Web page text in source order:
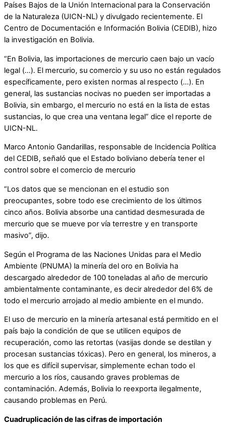
Países Bajos de la Unión Internacional para la Conservación
de la Naturaleza (UICN-NL) y divulgado recientemente. El
Centro de Documentación e Información Bolivia (CEDIB), hizo
la investigación en Bolivia.
“En Bolivia, las importaciones de mercurio caen bajo un vacío
legal (…). El mercurio, su comercio y su uso no están regulados
específicamente, pero existen normas al respecto (…). En
general, las sustancias nocivas no pueden ser importadas a
Bolivia, sin embargo, el mercurio no está en la lista de estas
sustancias, lo que crea una ventana legal” dice el reporte de
UICN-NL.
Marco Antonio Gandarillas, responsable de Incidencia Política
del CEDIB, señaló que el Estado boliviano debería tener el
control sobre el comercio de mercurio
“Los datos que se mencionan en el estudio son
preocupantes, sobre todo ese crecimiento de los últimos
cinco años. Bolivia absorbe una cantidad desmesurada de
mercurio que se mueve por vía terrestre y en transporte
masivo”, dijo.
Según el Programa de las Naciones Unidas para el Medio
Ambiente (PNUMA) la minería del oro en Bolivia ha
descargado alrededor de 100 toneladas al año de mercurio
ambientalmente contaminante, es decir alrededor del 6% de
todo el mercurio arrojado al medio ambiente en el mundo.
El uso de mercurio en la minería artesanal está permitido en el
país bajo la condición de que se utilicen equipos de
recuperación, como las retortas (vasijas donde se destilan y
procesan sustancias tóxicas). Pero en general, los mineros, a
los que es difícil supervisar, simplemente echan todo el
mercurio a los ríos, causando graves problemas de
contaminación. Además, Bolivia lo reexporta ilegalmente,
causando problemas en Perú.
Cuadruplicación de las cifras de importación